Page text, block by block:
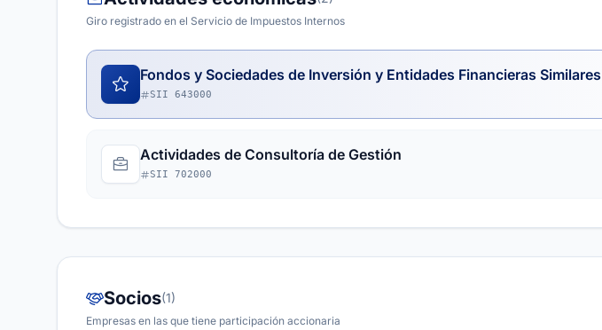
Giro registrado en el Servicio de Impuestos Internos
Fondos y Sociedades de Inversión y Entidades Financieras Similares
SII 643000
Actividades de Consultoría de Gestión
SII 702000
Socios(1)
Empresas en las que tiene participación accionaria